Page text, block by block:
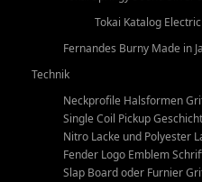
Tokai Katalog
Fernandes Burny Made in
Technik
Neckprofile Halsformen
Single Coil Pickup
Nitro Lacke und Polyester
Fender Logo Emblem
Slap Board oder Furnier